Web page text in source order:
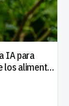
IA para
los alimentos